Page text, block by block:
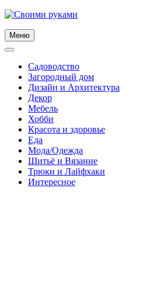
Skip
content
Меню
Садоводство
Загородный дом
Дизайн и Архитектура
Декор
Мебель
Хобби
Красота и здоровье
Еда
Мода/Одежда
Шитьё и Вязание
Трюки и Лайфхаки
Интересное